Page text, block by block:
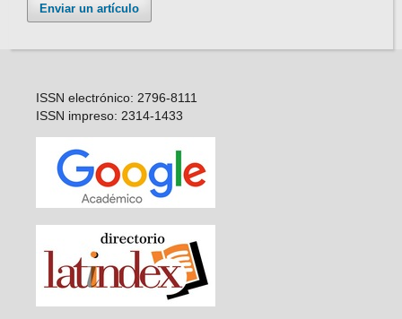
Enviar un artículo
ISSN electrónico: 2796-8111
ISSN impreso: 2314-1433